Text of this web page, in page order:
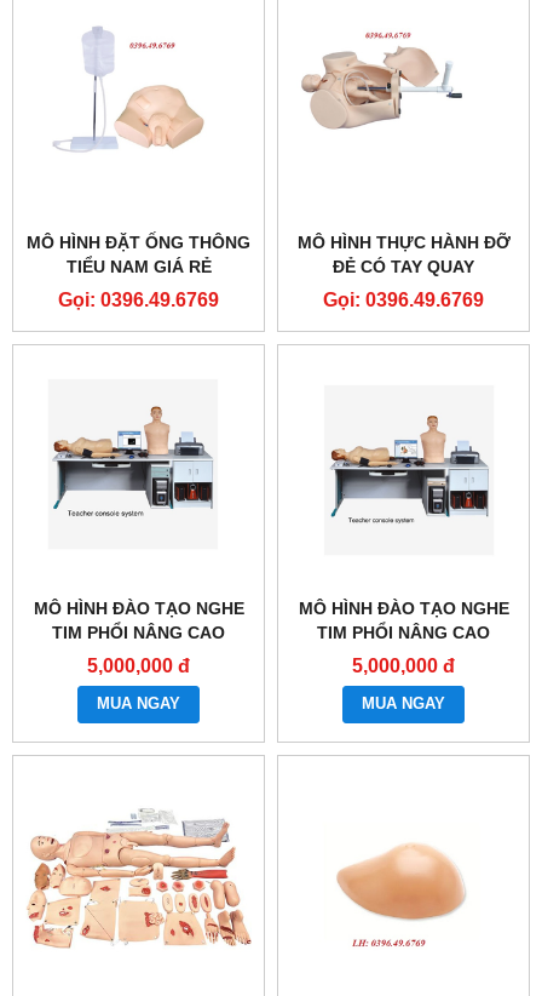
MÔ HÌNH ĐẶT ỐNG THÔNG
TIỂU NAM GIÁ RẺ
Gọi: 0396.49.6769
MÔ HÌNH THỰC HÀNH ĐỠ
ĐẺ CÓ TAY QUAY
Gọi: 0396.49.6769
MÔ HÌNH ĐÀO TẠO NGHE
TIM PHỔI NÂNG CAO
GD/TCZ9900B
5,000,000 đ
MUA NGAY
MÔ HÌNH ĐÀO TẠO NGHE
TIM PHỔI NÂNG CAO
GD/TCZ9900A
5,000,000 đ
MUA NGAY